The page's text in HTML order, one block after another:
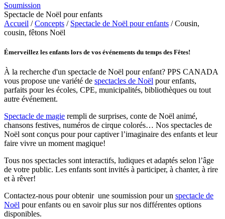
Soumission
Spectacle de Noël pour enfants​
Accueil /Concepts / Spectacle de Noël pour enfants​ /Cousin,
cousin, fêtons Noël
Émerveillez les enfants lors de vos événements du temps des Fêtes!
À la recherche d'un spectacle de Noël pour enfant? PPS CANADA
vous propose une variété de spectacles de Noël pour enfants,
parfaits pour les écoles, CPE, municipalités, bibliothèques ou tout
autre événement.
Spectacle de magie rempli de surprises, conte de Noël animé,
chansons festives, numéros de cirque colorés… Nos spectacles de
Noël sont conçus pour pour captiver l’imaginaire des enfants et leur
faire vivre un moment magique!
Tous nos spectacles sont interactifs, ludiques et adaptés selon l’âge
de votre public. Les enfants sont invités à participer, à chanter, à rire
et à rêver!
Contactez-nous pour obtenir une soumission pour un spectacle de
Noël pour enfants ou en savoir plus sur nos différentes options
disponibles.